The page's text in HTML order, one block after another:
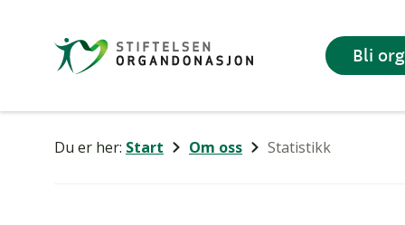
Stiftelsen
Organdonasjon
Bli
Du er her: Start Om oss Statistikk